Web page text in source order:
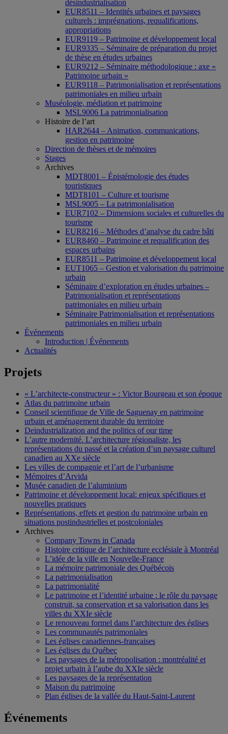
désindustrialisation
EUR8511 – Identités urbaines et paysages
culturels : imprégnations, requalifications,
appropriations
EUR9119 – Patrimoine et développement local
EUR9335 – Séminaire de préparation du projet
de thèse en études urbaines
EUR9212 – Séminaire méthodologique : axe «
Patrimoine urbain »
EUR9118 – Patrimonialisation et représentations
patrimoniales en milieu urbain
Muséologie, médiation et patrimoine
MSL9006 La patrimonialisation
Histoire de l’art
HAR2644 – Animation, communications,
gestion en patrimoine
Direction de thèses et de mémoires
Stages
Archives
MDT8001 – Épistémologie des études
touristiques
MDT8101 – Culture et tourisme
MSL9005 – La patrimonialisation
EUR7102 – Dimensions sociales et culturelles du
tourisme
EUR8216 – Méthodes d’analyse du cadre bâti
EUR8460 – Patrimoine et requalification des
espaces urbains
EUR8511 – Patrimoine et développement local
EUT1065 – Gestion et valorisation du patrimoine
urbain
Séminaire d’exploration en études urbaines –
Patrimonialisation et représentations
patrimoniales en milieu urbain
Séminaire Patrimonialisation et représentations
patrimoniales en milieu urbain
Événements
Introduction | Événements
Actualités
Projets
« L’architecte-constructeur » : Victor Bourgeau et son époque
Atlas du patrimoine urbain
Conseil scientifique de Ville de Saguenay en patrimoine
urbain et aménagement durable du territoire
Deindustrialization and the politics of our time
L’autre modernité. L’architecture régionaliste, les
représentations du passé et la création d’un paysage culturel
canadien au XXe siècle
Les villes de compagnie et l’art de l’urbanisme
Mémoires d’Arvida
Musée canadien de l’aluminium
Patrimoine et développement local: enjeux spécifiques et
nouvelles pratiques
Représentations, effets et gestion du patrimoine urbain en
situations postindustrielles et postcoloniales
Archives
Company Towns in Canada
Histoire critique de l’architecture ecclésiale à Montréal
L’idée de la ville en Nouvelle-France
La mémoire patrimoniale des Québécois
La patrimonialisation
La patrimonialité
Le patrimoine et l’identité urbaine : le rôle du paysage
construit, sa conservation et sa valorisation dans les
villes du XXIe siècle
Le renouveau formel dans l’architecture des églises
Les communautés patrimoniales
Les églises canadiennes-françaises
Les églises du Québec
Les paysages de la métropolisation : montréalité et
projet urbain à l’aube du XXIe siècle
Les paysages de la représentation
Maison du patrimoine
Plan églises de la vallée du Haut-Saint-Laurent
Événements